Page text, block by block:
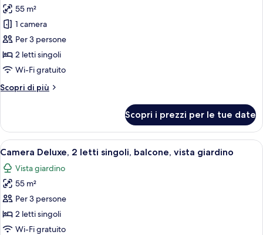
balcone,
vista
giardino
foto
per
Camera
Deluxe,
2
singoli,
giardino
55 m²
1 camera
Per 3 persone
2 letti singoli
Wi-Fi gratuito
Scopri di più
Altri
Deluxe,
letti
terrazzo,
vista
Scopri i prezzi per le tue date
Apri
tutte
le
foto
per
Camera
Deluxe,
Camera d'albergo con due letti, una
7
Camera Deluxe, 2 letti singoli, balcone, vista giardino
Vista giardino
55 m²
Per 3 persone
2 letti singoli
Wi-Fi gratuito